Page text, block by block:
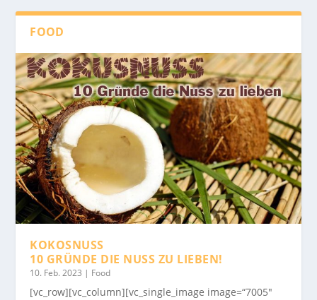
FOOD
KOKOSNUSS
10 GRÜNDE DIE NUSS ZU LIEBEN!
10. Feb. 2023 | Food
[vc_row][vc_column][vc_single_image image=“7005″